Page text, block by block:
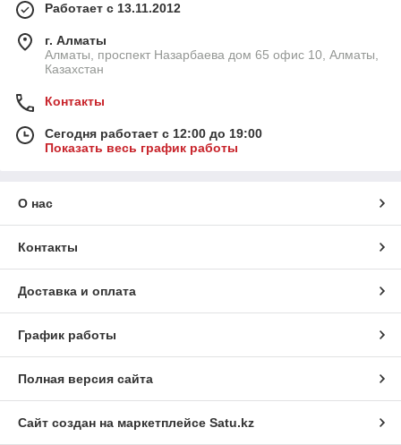
Работает с 13.11.2012
г. Алматы
Алматы, проспект Назарбаева дом 65 офис 10, Алматы,
Казахстан
Контакты
Сегодня работает с 12:00 до 19:00
Показать весь график работы
О нас
Контакты
Доставка и оплата
График работы
Полная версия сайта
Сайт создан на маркетплейсе Satu.kz